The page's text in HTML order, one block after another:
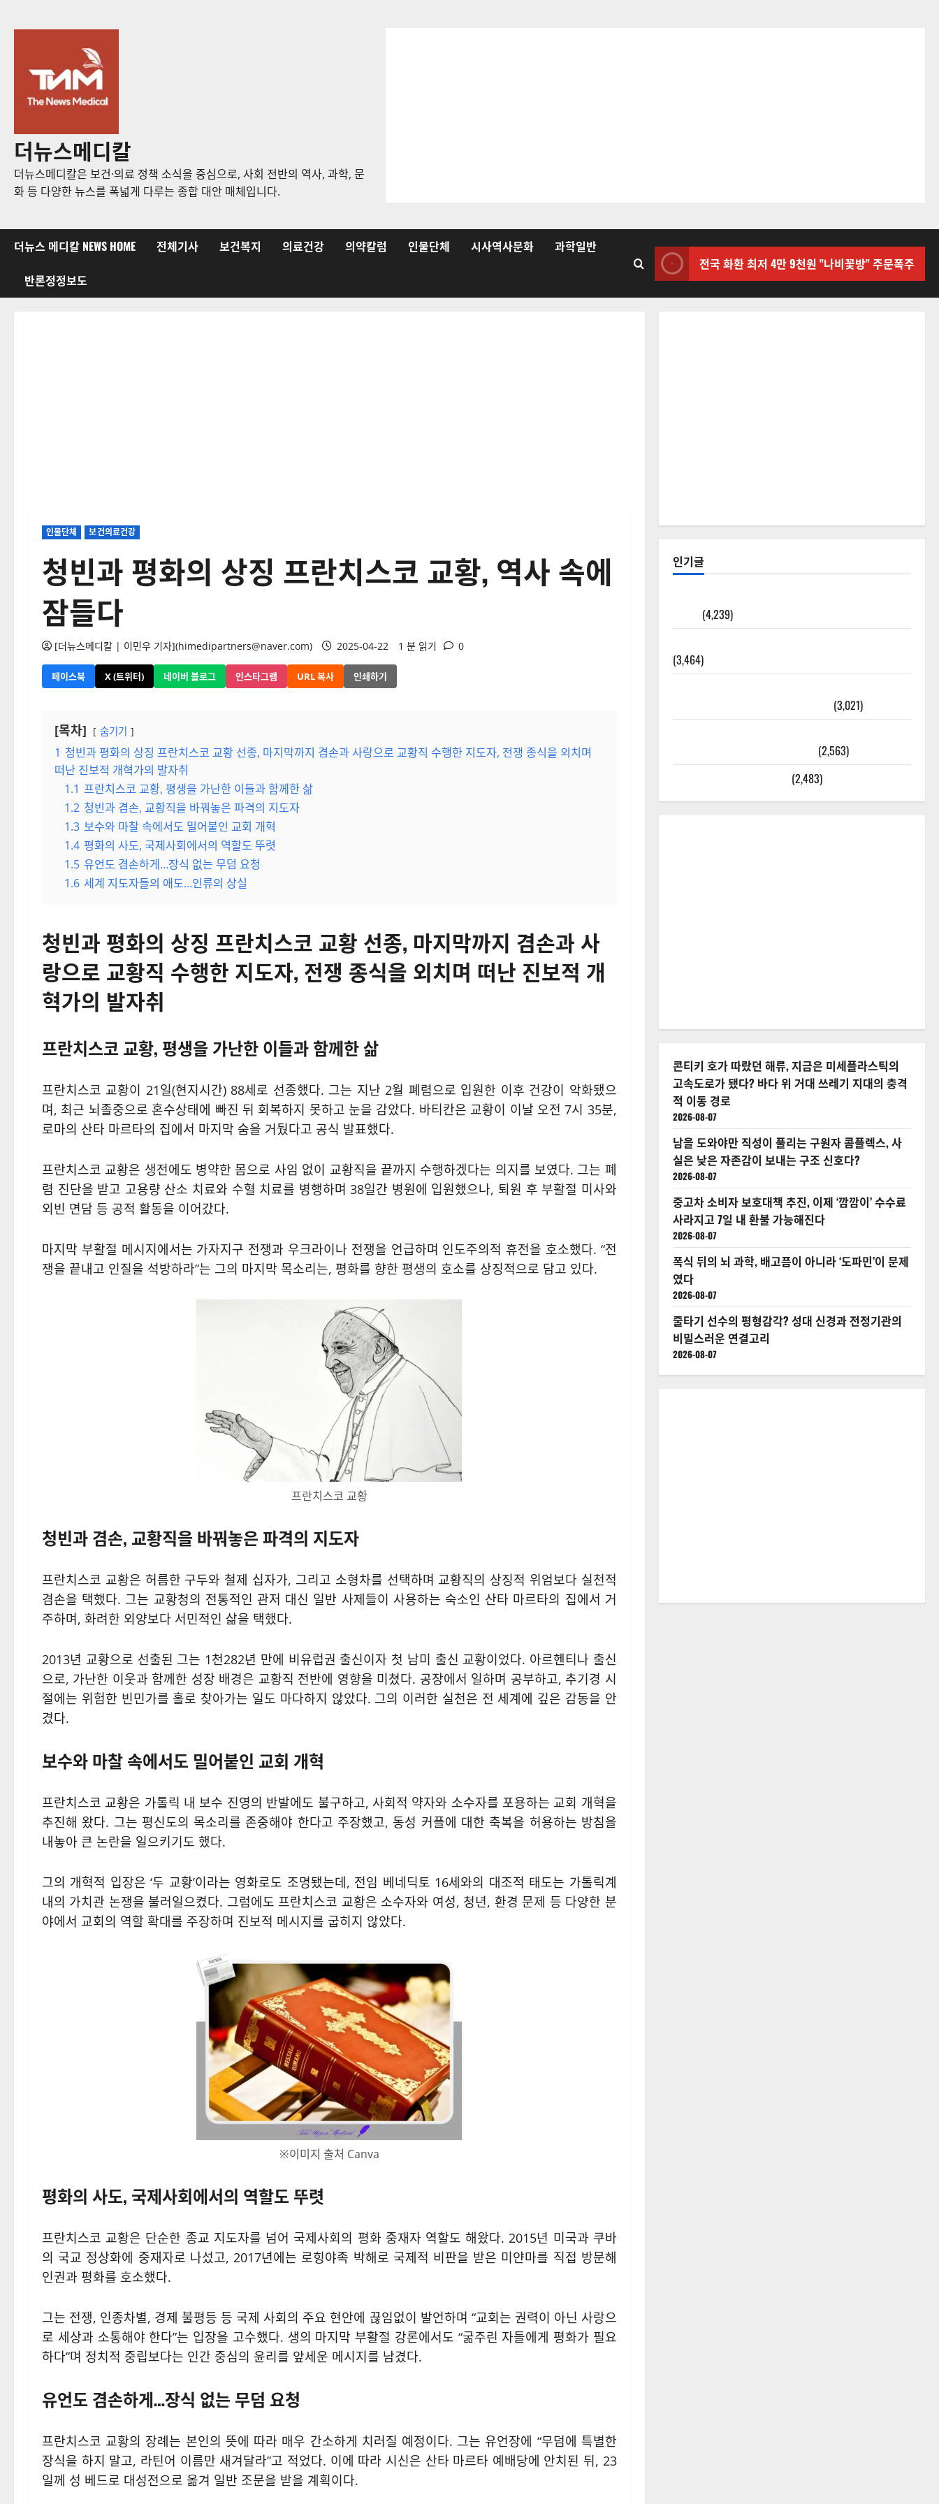
더뉴스메디칼
더뉴스메디칼은 보건·의료 정책 소식을 중심으로, 사회 전반의 역사, 과학, 문
화 등 다양한 뉴스를 폭넓게 다루는 종합 대안 매체입니다.
더뉴스 메디칼 NEWS HOME 전체기사 보건복지 의료건강 의약칼럼 인물단체 시사역사문화 과학일반
반론정정보도
전국 화환 최저 4만 9천원 "나비꽃방" 주문폭주
인물단체 보건의료건강
청빈과 평화의 상징 프란치스코 교황, 역사 속에
잠들다
[더뉴스메디칼 | 이민우 기자](himedipartners@naver.com) 2025-04-22 1 분 읽기 0
페이스북 X (트위터) 네이버 블로그 인스타그램 URL 복사 인쇄하기
[목차] 숨기기
1 청빈과 평화의 상징 프란치스코 교황 선종, 마지막까지 겸손과 사랑으로 교황직 수행한 지도자, 전쟁 종식을 외치며
떠난 진보적 개혁가의 발자취
1.1 프란치스코 교황, 평생을 가난한 이들과 함께한 삶
1.2 청빈과 겸손, 교황직을 바꿔놓은 파격의 지도자
1.3 보수와 마찰 속에서도 밀어붙인 교회 개혁
1.4 평화의 사도, 국제사회에서의 역할도 뚜렷
1.5 유언도 겸손하게…장식 없는 무덤 요청
1.6 세계 지도자들의 애도…인류의 상실
청빈과 평화의 상징 프란치스코 교황 선종, 마지막까지 겸손과 사
랑으로 교황직 수행한 지도자, 전쟁 종식을 외치며 떠난 진보적 개
혁가의 발자취
프란치스코 교황, 평생을 가난한 이들과 함께한 삶
프란치스코 교황이 21일(현지시간) 88세로 선종했다. 그는 지난 2월 폐렴으로 입원한 이후 건강이 악화됐으
며, 최근 뇌졸중으로 혼수상태에 빠진 뒤 회복하지 못하고 눈을 감았다. 바티칸은 교황이 이날 오전 7시 35분,
로마의 산타 마르타의 집에서 마지막 숨을 거뒀다고 공식 발표했다.
프란치스코 교황은 생전에도 병약한 몸으로 사임 없이 교황직을 끝까지 수행하겠다는 의지를 보였다. 그는 폐
렴 진단을 받고 고용량 산소 치료와 수혈 치료를 병행하며 38일간 병원에 입원했으나, 퇴원 후 부활절 미사와
외빈 면담 등 공적 활동을 이어갔다.
마지막 부활절 메시지에서는 가자지구 전쟁과 우크라이나 전쟁을 언급하며 인도주의적 휴전을 호소했다. “전
쟁을 끝내고 인질을 석방하라”는 그의 마지막 목소리는, 평화를 향한 평생의 호소를 상징적으로 담고 있다.
프란치스코 교황
청빈과 겸손, 교황직을 바꿔놓은 파격의 지도자
프란치스코 교황은 허름한 구두와 철제 십자가, 그리고 소형차를 선택하며 교황직의 상징적 위엄보다 실천적
겸손을 택했다. 그는 교황청의 전통적인 관저 대신 일반 사제들이 사용하는 숙소인 산타 마르타의 집에서 거
주하며, 화려한 외양보다 서민적인 삶을 택했다.
2013년 교황으로 선출된 그는 1천282년 만에 비유럽권 출신이자 첫 남미 출신 교황이었다. 아르헨티나 출신
으로, 가난한 이웃과 함께한 성장 배경은 교황직 전반에 영향을 미쳤다. 공장에서 일하며 공부하고, 추기경 시
절에는 위험한 빈민가를 홀로 찾아가는 일도 마다하지 않았다. 그의 이러한 실천은 전 세계에 깊은 감동을 안
겼다.
보수와 마찰 속에서도 밀어붙인 교회 개혁
프란치스코 교황은 가톨릭 내 보수 진영의 반발에도 불구하고, 사회적 약자와 소수자를 포용하는 교회 개혁을
추진해 왔다. 그는 평신도의 목소리를 존중해야 한다고 주장했고, 동성 커플에 대한 축복을 허용하는 방침을
내놓아 큰 논란을 일으키기도 했다.
그의 개혁적 입장은 ‘두 교황’이라는 영화로도 조명됐는데, 전임 베네딕토 16세와의 대조적 태도는 가톨릭계
내의 가치관 논쟁을 불러일으켰다. 그럼에도 프란치스코 교황은 소수자와 여성, 청년, 환경 문제 등 다양한 분
야에서 교회의 역할 확대를 주장하며 진보적 메시지를 굽히지 않았다.
※이미지 출처 Canva
평화의 사도, 국제사회에서의 역할도 뚜렷
프란치스코 교황은 단순한 종교 지도자를 넘어 국제사회의 평화 중재자 역할도 해왔다. 2015년 미국과 쿠바
의 국교 정상화에 중재자로 나섰고, 2017년에는 로힝야족 박해로 국제적 비판을 받은 미얀마를 직접 방문해
인권과 평화를 호소했다.
그는 전쟁, 인종차별, 경제 불평등 등 국제 사회의 주요 현안에 끊임없이 발언하며 “교회는 권력이 아닌 사랑으
로 세상과 소통해야 한다”는 입장을 고수했다. 생의 마지막 부활절 강론에서도 “굶주린 자들에게 평화가 필요
하다”며 정치적 중립보다는 인간 중심의 윤리를 앞세운 메시지를 남겼다.
유언도 겸손하게…장식 없는 무덤 요청
프란치스코 교황의 장례는 본인의 뜻에 따라 매우 간소하게 치러질 예정이다. 그는 유언장에 “무덤에 특별한
장식을 하지 말고, 라틴어 이름만 새겨달라”고 적었다. 이에 따라 시신은 산타 마르타 예배당에 안치된 뒤, 23
일께 성 베드로 대성전으로 옮겨 일반 조문을 받을 계획이다.
인기글
(4,239)
(3,464)
(3,021)
(2,563)
(2,483)
콘티키 호가 따랐던 해류, 지금은 미세플라스틱의
고속도로가 됐다? 바다 위 거대 쓰레기 지대의 충격
적 이동 경로
2026-08-07
남을 도와야만 직성이 풀리는 구원자 콤플렉스, 사
실은 낮은 자존감이 보내는 구조 신호다?
2026-08-07
중고차 소비자 보호대책 추진, 이제 ‘깜깜이’ 수수료
사라지고 7일 내 환불 가능해진다
2026-08-07
폭식 뒤의 뇌 과학, 배고픔이 아니라 ‘도파민’이 문제
였다
2026-08-07
줄타기 선수의 평형감각? 성대 신경과 전정기관의
비밀스러운 연결고리
2026-08-07